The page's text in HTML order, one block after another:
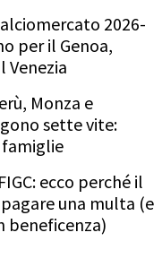
2026-
per il Genoa,
Venezia
Monza e
sette vite:
ecco perché il
una multa (e
beneficenza)